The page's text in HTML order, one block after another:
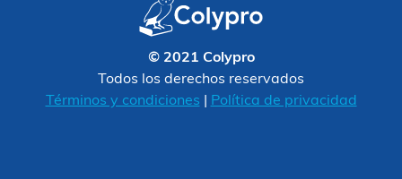
© 2021 Colypro
Todos los derechos reservados
Términos y condiciones
Política de privacidad